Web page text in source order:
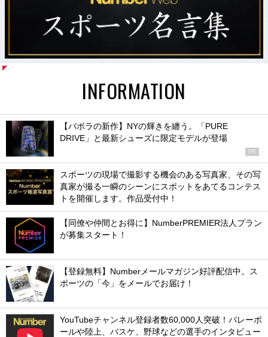
INFORMATION
【バボラの新作】NYの輝きを纏う。「PURE
DRIVE」と最新シューズに限定モデルが登場
PR
スポーツの現場で撮影する機会のある写真家、その写
真家が撮る一瞬のシーンにスポットをあてるコンテス
トを開催します。作品受付中！
【同僚や仲間とお得に】NumberPREMIER法人プラン
が募集スタート！
【登録無料】Numberメールマガジン好評配信中。ス
ポーツの「今」をメールでお届け！
YouTubeチャンネル登録者数60,000人突破！バレーボ
ールや陸上、バスケ、野球などの選手のインタビュー